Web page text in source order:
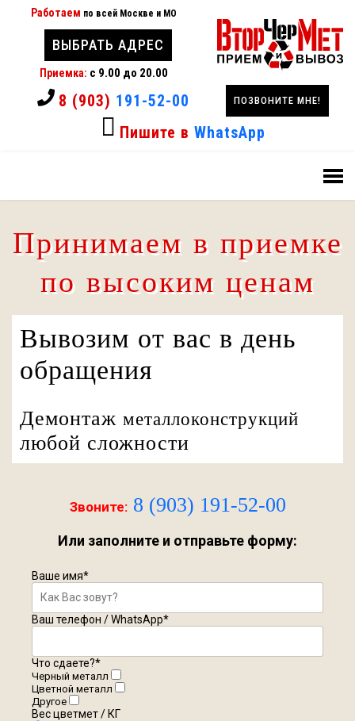
Работаем по всей Москве и МО
ВЫБРАТЬ АДРЕС
Приемка: с 9.00 до 20.00
8 (903) 191-52-00 ПОЗВОНИТЕ МНЕ!
Пишите в WhatsApp
Принимаем в приемке
по высоким ценам
Вывозим от вас в день
обращения
Демонтаж металлоконструкций
любой сложности
Звоните:8 (903) 191-52-00
Или заполните и отправьте форму:
Ваше имя*
Ваш телефон / WhatsApp*
Что сдаете?*
Черный металл
Цветной металл
Другое
Вес цветмет / КГ